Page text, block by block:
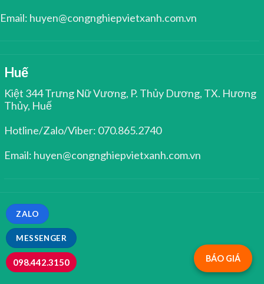
Email: huyen@congnghiepvietxanh.com.vn
Huế
Kiệt 344 Trưng Nữ Vương, P. Thủy Dương, TX. Hương
Thủy, Huế
Hotline/Zalo/Viber: 070.865.2740
Email: huyen@congnghiepvietxanh.com.vn
BÁO GIÁ
MESSENGER
ZALO
098.442.3150